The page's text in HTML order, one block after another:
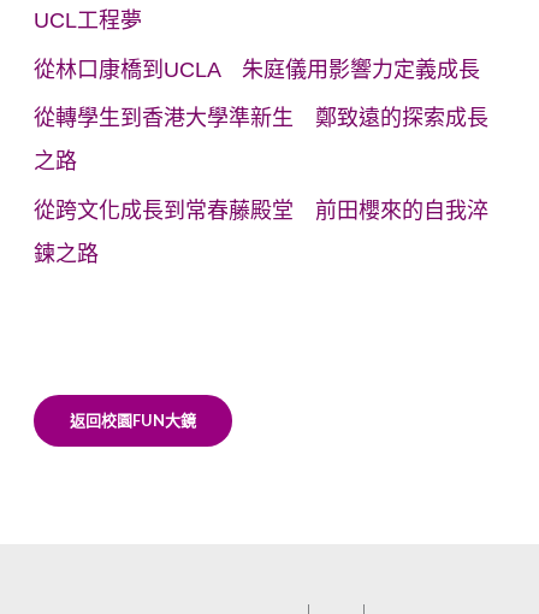
UCL工程夢
從林口康橋到UCLA 朱庭儀用影響力定義成長
從轉學生到香港大學準新生 鄭致遠的探索成長
之路
從跨文化成長到常春藤殿堂 前田櫻來的自我淬
鍊之路
返回校園FUN大鏡